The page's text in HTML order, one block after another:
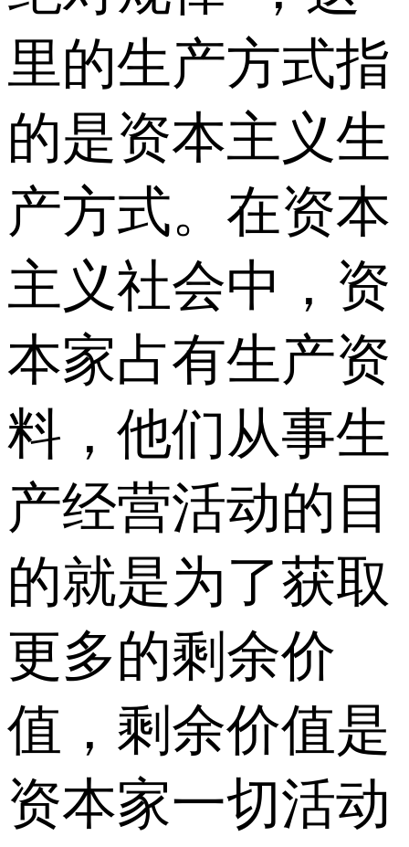
里的生产方式指
的是资本主义生
产方式。在资本
主义社会中，资
本家占有生产资
料，他们从事生
产经营活动的目
的就是为了获取
更多的剩余价
值，剩余价值是
资本家一切活动